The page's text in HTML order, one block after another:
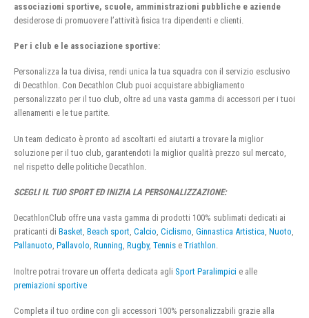
associazioni sportive, scuole, amministrazioni pubbliche e aziende
desiderose di promuovere l’attività fisica tra dipendenti e clienti.
Per i club e le associazione sportive:
Personalizza la tua divisa, rendi unica la tua squadra con il servizio esclusivo
di Decathlon. Con Decathlon Club puoi acquistare abbigliamento
personalizzato per il tuo club, oltre ad una vasta gamma di accessori per i tuoi
allenamenti e le tue partite.
Un team dedicato è pronto ad ascoltarti ed aiutarti a trovare la miglior
soluzione per il tuo club, garantendoti la miglior qualità prezzo sul mercato,
nel rispetto delle politiche Decathlon.
SCEGLI IL TUO SPORT ED INIZIA LA PERSONALIZZAZIONE:
DecathlonClub offre una vasta gamma di prodotti 100% sublimati dedicati ai
praticanti di Basket, Beach sport, Calcio, Ciclismo, Ginnastica Artistica, Nuoto,
Pallanuoto, Pallavolo, Running, Rugby, Tennis e Triathlon.
Inoltre potrai trovare un offerta dedicata agli Sport Paralimpici e alle
premiazioni sportive
Completa il tuo ordine con gli accessori 100% personalizzabili grazie alla